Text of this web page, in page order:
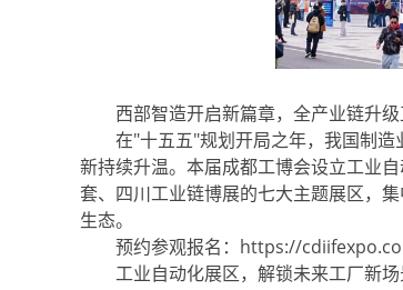
西部智造开启新篇章，全产业链升级
在"十五五"规划开局之年，我国制造
新持续升温。本届成都工博会设立工业
套、四川工业链博展的七大主题展区，
生态。
预约参观报名：https://
工业自动化展区，解锁未来工厂新场